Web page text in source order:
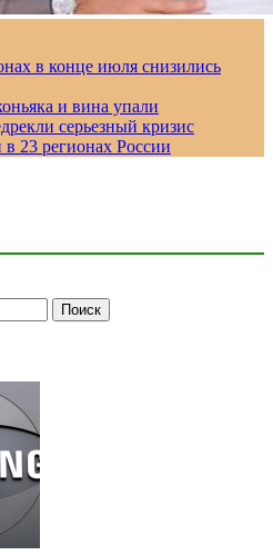
в конце июля снизились
и вина упали
серьезный кризис
23 регионах России